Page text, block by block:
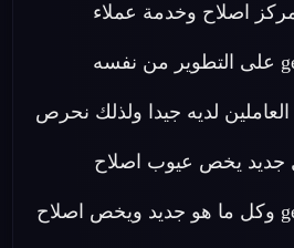
اصلاح وخدمة عملاء
تكييفات generalelectric على التطوير من نفسه
العاملين لديه جيدا ولذلك نحرص
جديد يخص عيوب اصلاح
تكييفات generalelectric وكل ما هو جديد ويخص اصلاح